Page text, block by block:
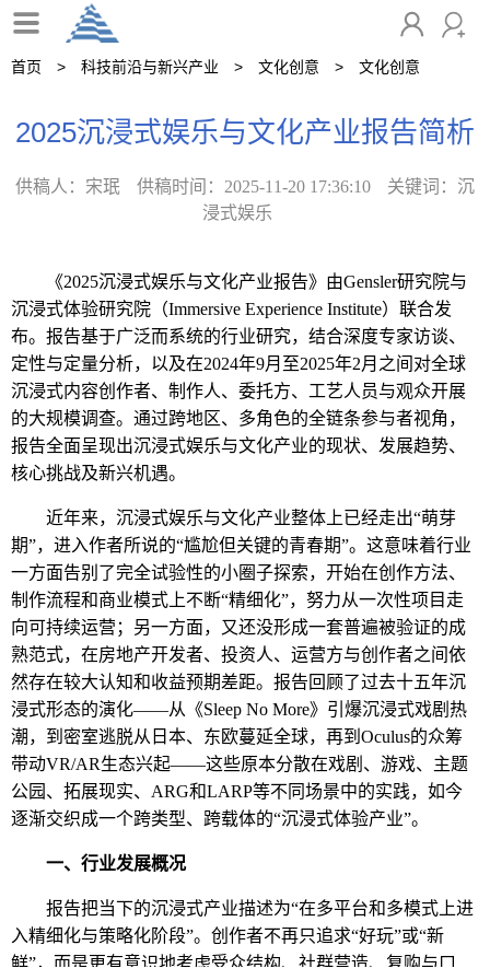
首页 科技前沿与新兴产业 文化创意 文化创意
2025沉浸式娱乐与文化产业报告简析
供稿人：宋珉 供稿时间：2025-11-20 17:36:10
关键词：沉
浸式娱乐
《2025沉浸式娱乐与文化产业报告》由Gensler研究院与
沉浸式体验研究院 （Immersive Experience Institute）联合发
布。报告基于广泛而系统的行业研究，结合深度专家访谈、
定性与定量分析，以及在2024年9月至2025年2月之间对全球
沉浸式内容创作者、制作人、委托方、工艺人员与观众开展
的大规模调查。通过跨地区、多角色的全链条参与者视角，
报告全面呈现出沉浸式娱乐与文化产业的现状、发展趋势、
核心挑战及新兴机遇。
近年来，沉浸式娱乐与文化产业整体上已经走出“萌芽
期”，进入作者所说的“尴尬但关键的青春期”。这意味着行业
一方面告别了完全试验性的小圈子探索，开始在创作方法、
制作流程和商业模式上不断“精细化”，努力从一次性项目走
向可持续运营；另一方面，又还没形成一套普遍被验证的成
熟范式，在房地产开发者、投资人、运营方与创作者之间依
然存在较大认知和收益预期差距。报告回顾了过去十五年沉
浸式形态的演化——从《Sleep No More》引爆沉浸式戏剧热
潮，到密室逃脱从日本、东欧蔓延全球，再到Oculus的众筹
带动VR/AR生态兴起——这些原本分散在戏剧、游戏、主题
公园、拓展现实、ARG和LARP等不同场景中的实践，如今
逐渐交织成一个跨类型、跨载体的“沉浸式体验产业”。
一、行业发展概况
报告把当下的沉浸式产业描述为“在多平台和多模式上进
入精细化与策略化阶段”。创作者不再只追求“好玩”或“新
鲜”，而是更有意识地考虑受众结构、社群营造、复购与口